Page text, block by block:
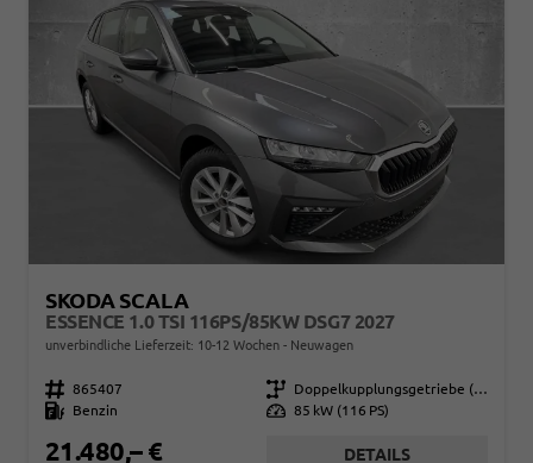
SKODA SCALA
ESSENCE 1.0 TSI 116PS/85KW DSG7 2027
unverbindliche Lieferzeit: 10-12 Wochen Neuwagen
Fahrzeugnr. 865407 Getriebe
Kraftstoff
Benzin Leistung 85 kW (116 PS)
21.480,– € DETAILS